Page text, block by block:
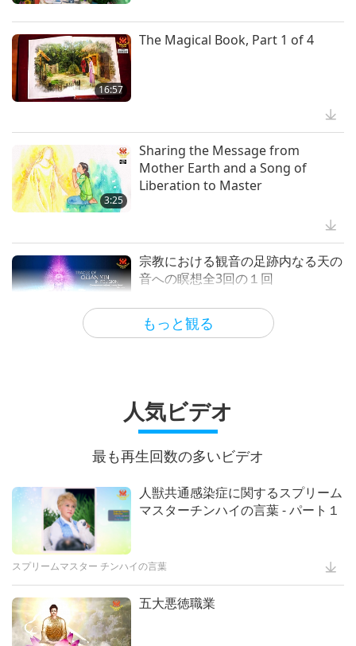
3:40
AROUND THE WORLD, April to
June 2026 - Part 1 of 2
ベジトレンドニュース
4:58
AROUND THE WORLD, April to
June 2026 - Part 2 of 2
ベジトレンドニュース
4:25
スプリームマスターＴＶ Ｍａｘを
使用している間は 負の力を恐れる
必要は ありません なぜなら そこ
から発生するエネルギー はいかな
からです
もっと観る
16:57
The Magical Book, Part 1 of 4
3:25
Sharing the Message from
Mother Earth and a Song of
Liberation to Master
7:35
宗教における観音の足跡内なる天の
音への瞑想全3回の１回
(タオ)の大聖人マスター老子(ビーガ
ン)の再来についての予言
講義｢万物の偉大な源と再会するた
めに生きたマスターを探す｣第一回
25:21
スプリームマスターチンハイ(ビー
ガン)の歌 曲詩とパフォーマンスシ
人気ビデオ
最も再生回数の多いビデオ
人獣共通感染症に関するスプリーム
マスターチンハイの言葉 - パート１
スプリームマスター チンハイの言葉
五大悪徳職業